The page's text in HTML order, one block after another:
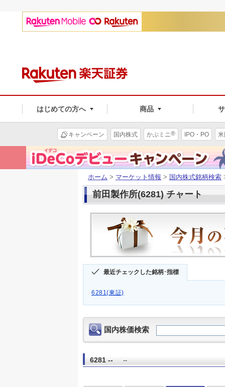
はじめての方へ 商品
キャンペーン 国内株式 かぶミニ® IPO・PO
ホーム > マーケット情報 > 国内株式銘柄検索
前田製作所(6281) チャート
最近チェックした銘柄･指標
6281(東証)